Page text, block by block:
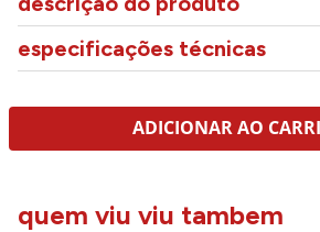
especificações técnicas
ADICIONAR AO
quem viu viu tambem